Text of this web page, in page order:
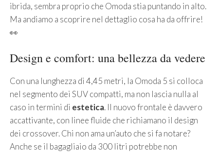
ibrida, sembra proprio che Omoda stia puntando in alto.
Ma andiamo a scoprire nel dettaglio cosa ha da offrire!
👀
Design e comfort: una bellezza da vedere
Con una lunghezza di 4,45 metri, la Omoda 5 si colloca
nel segmento dei SUV compatti, ma non lascia nulla al
caso in termini di estetica. Il nuovo frontale è davvero
accattivante, con linee fluide che richiamano il design
dei crossover. Chi non ama un’auto che si fa notare?
Anche se il bagagliaio da 300 litri potrebbe non